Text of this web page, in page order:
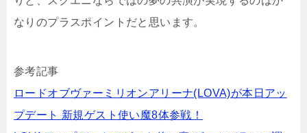
なりのプラスポイントだと思います。
参考記事
ロードオブヴァーミリオンアリーナ(LOVA)が本日アッ
プデート 新規ゲスト使い魔8体参戦！